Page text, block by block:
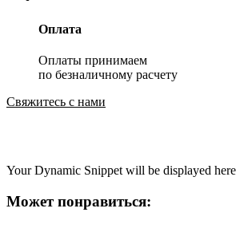
Оплата
Оплаты принимаем
по безналичному расчету
Свяжитесь с нами
Your Dynamic Snippet will be displayed
Может понравиться: